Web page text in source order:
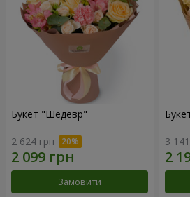
Букет "Шедевр"
2 624 грн
Замовити
3